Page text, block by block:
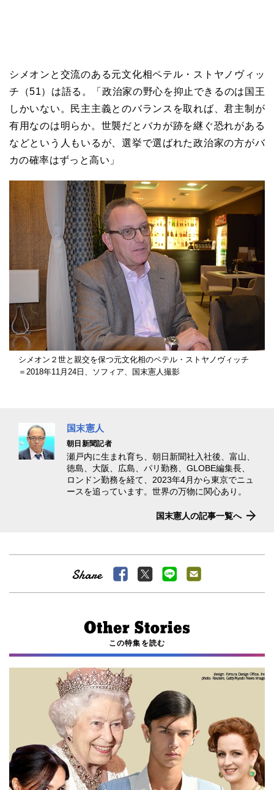
シメオンと交流のある元文化相ペテル・ストヤノヴィッ
チ（51）は語る。「政治家の野心を抑止できるのは国王
しかいない。民主主義とのバランスを取れば、君主制が
有用なのは明らか。世襲だとバカが跡を継ぐ恐れがある
などという人もいるが、選挙で選ばれた政治家の方がバ
カの確率はずっと高い」
シメオン２世と親交を保つ元文化相のペテル・ストヤノヴィッチ
＝2018年11月24日、ソフィア、国末憲人撮影
国末憲人
朝日新聞記者
瀬戸内に生まれ育ち、朝日新聞社入社後、富山、
徳島、大阪、広島、パリ勤務、GLOBE編集長、
ロンドン勤務を経て、2023年4月から東京でニュ
ースを追っています。世界の万物に関心あり。
国末憲人の記事一覧へ
この特集を読む